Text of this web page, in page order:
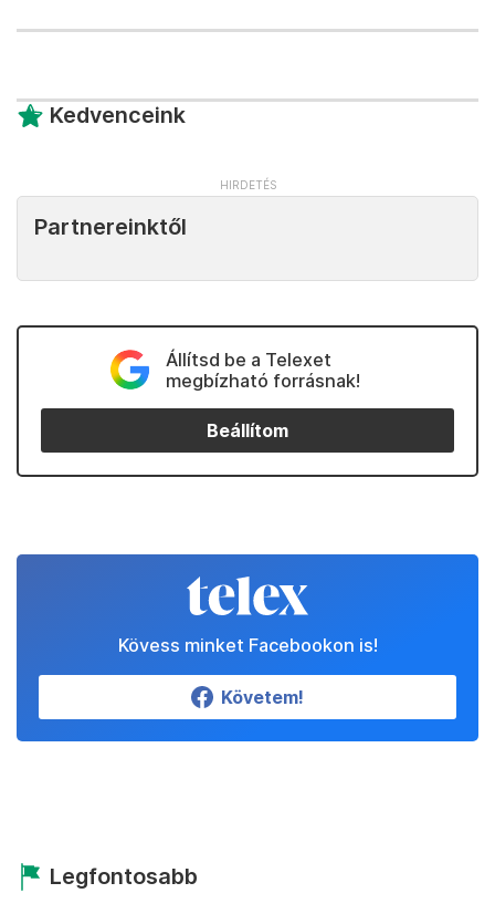
Kedvenceink
Partnereinktől
Állítsd be a Telexet
megbízható forrásnak!
Beállítom
Kövess minket Facebookon is!
Követem!
Legfontosabb